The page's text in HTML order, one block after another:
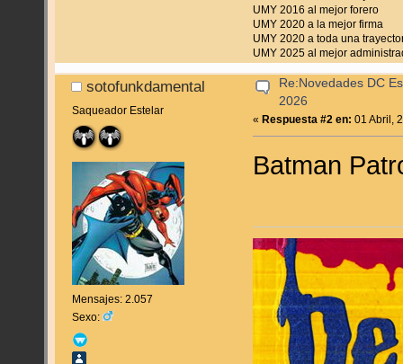
UMY 2016 al mejor forero
UMY 2020 a la mejor firma
UMY 2020 a toda una
UMY 2025 al mejor
sotofunkdamental
Saqueador Estelar
Mensajes: 2.057
Sexo:
Re:Novedades DC
2026
«Respuesta #2 en: 01 Abril,
Batman